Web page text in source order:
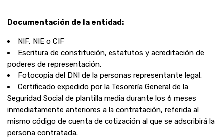
Documentación de la entidad:
NIF, NIE o CIF
Escritura de constitución, estatutos y acreditación de
poderes de representación.
Fotocopia del DNI de la personas representante legal.
Certificado expedido por la Tesorería General de la
Seguridad Social de plantilla media durante los 6 meses
inmediatamente anteriores a la contratación, referida al
mismo código de cuenta de cotización al que se adscribirá la
persona contratada.